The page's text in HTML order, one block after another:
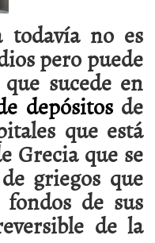
todavía no es
pero puede
sucede en
depósitosde
que está
Grecia que se
griegos que
de sus
de la